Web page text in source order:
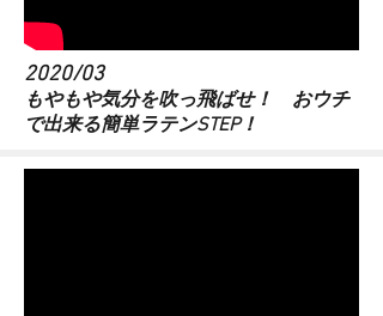
2020/03
​もやもや気分を吹っ飛ばせ！ おウチ
で出来る簡単ラテンSTEP！